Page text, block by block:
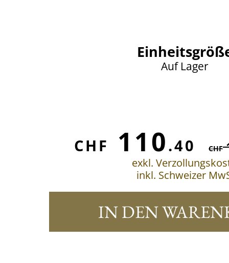
Auf Lager
CHF 110.40 CHF
exkl.
inkl. Schweizer
IN DEN